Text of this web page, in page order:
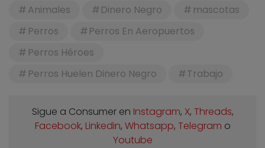
Animales Dinero Negro
mascotas
Perros
Perros En Aeropuertos
Perros Héroes
Perros Huelen Dinero Negro
Trabajo
Sigue a Consumer en Instagram, X, Threads,
Facebook, Linkedin, Whatsapp, Telegram o
Youtube